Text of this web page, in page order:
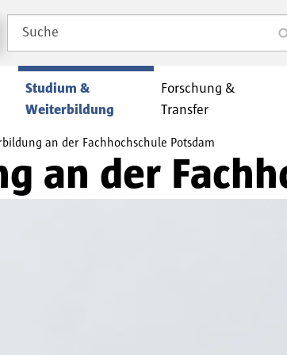
Suche
Studium &
Weiterbildung
Forschung &
Transfer
an der Fachhochschule Potsdam
an der